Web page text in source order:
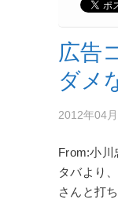
広告
ダメ
2012年04
From:小
タバより
さんと打